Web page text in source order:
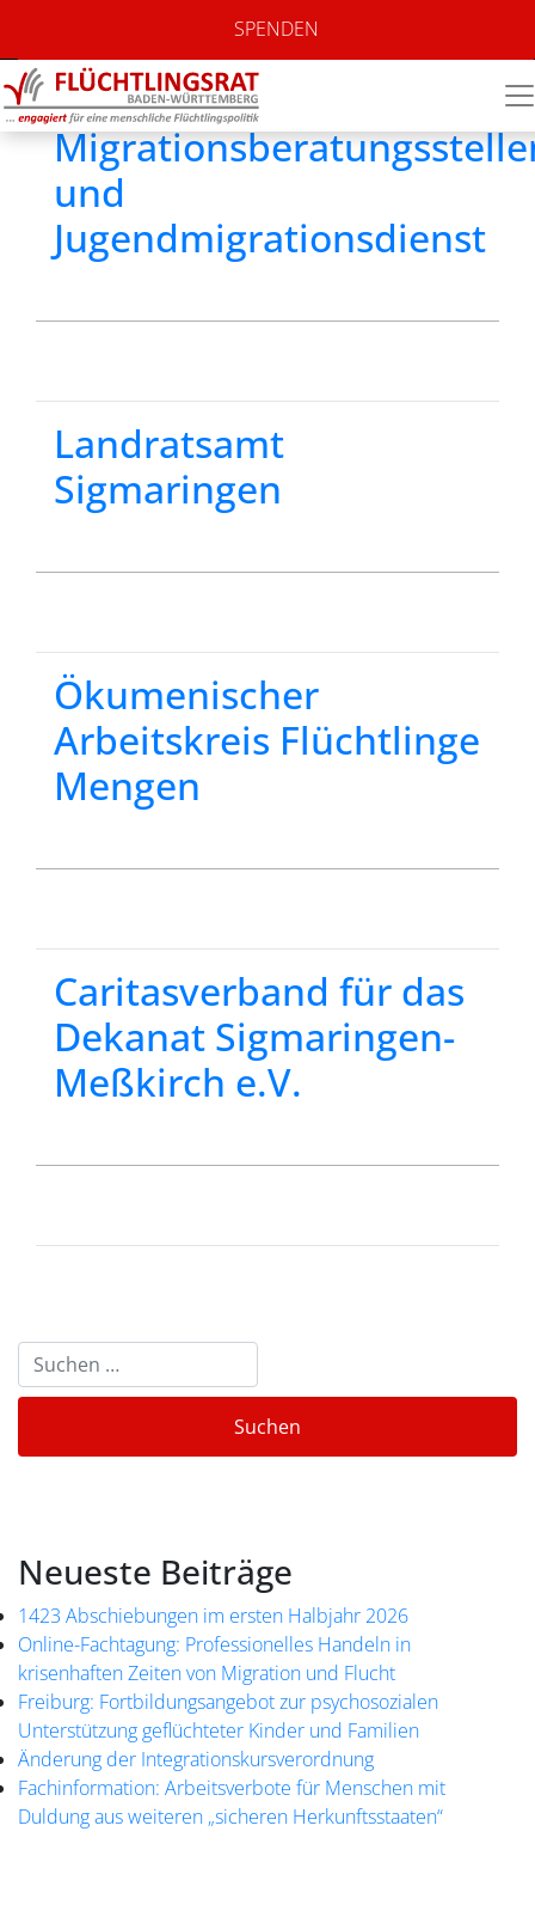
SPENDEN
Sigmaringen
und
Jugendmigrationsdienst
Landratsamt
Sigmaringen
Ökumenischer
Arbeitskreis Flüchtlinge
Mengen
Caritasverband für das
Dekanat Sigmaringen-
Meßkirch e.V.
Neueste Beiträge
1423 Abschiebungen im ersten Halbjahr 2026
Online-Fachtagung: Professionelles Handeln in
krisenhaften Zeiten von Migration und Flucht
Freiburg: Fortbildungsangebot zur psychosozialen
Unterstützung geflüchteter Kinder und Familien
Änderung der Integrationskursverordnung
Fachinformation: Arbeitsverbote für Menschen mit
Duldung aus weiteren „sicheren Herkunftsstaaten“